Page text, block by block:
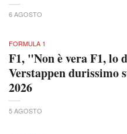
6 AGOSTO
FORMULA 1
F1, "Non è vera F1, lo
Verstappen durissimo
2026
5 AGOSTO